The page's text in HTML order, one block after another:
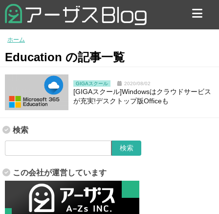
お問い合わせ
ホーム
Education の記事一覧
GIGAスクール 2020/08/02
[GIGAスクール]Windowsはクラウドサービス
が充実!デスクトップ版Officeも
検索
この会社が運営しています